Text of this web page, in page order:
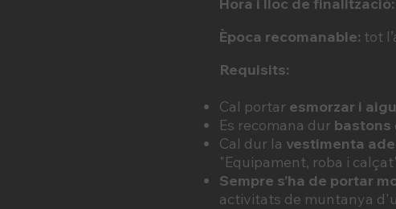
Època recomanable: tot
Requisits:
Cal portar esmorzar i
Es recomana dur bastons
Cal dur la vestimenta
"Equipament, roba i
Sempre s’ha de portar
activitats de muntanya